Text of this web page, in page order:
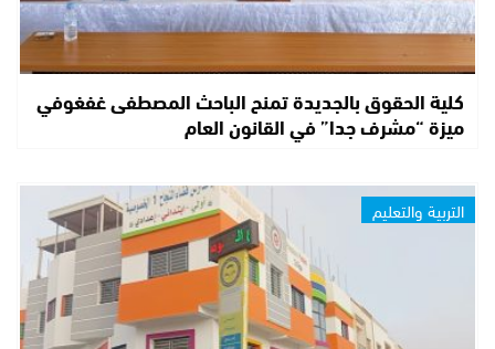
كلية الحقوق بالجديدة تمنح الباحث المصطفى غفغوفي
ميزة “مشرف جدا” في القانون العام
التربية والتعليم